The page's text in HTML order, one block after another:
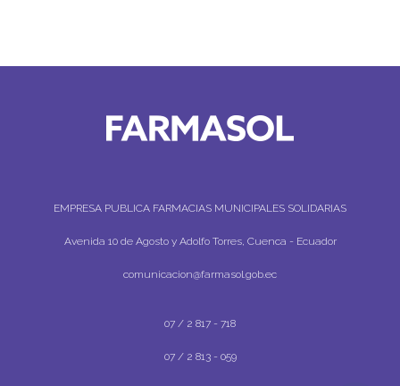
EMPRESA PUBLICA FARMACIAS MUNICIPALES SOLIDARIAS
Avenida 10 de Agosto y Adolfo Torres, Cuenca - Ecuador
comunicacion@farmasol.gob.ec
07 / 2 817 - 718
07 / 2 813 - 059